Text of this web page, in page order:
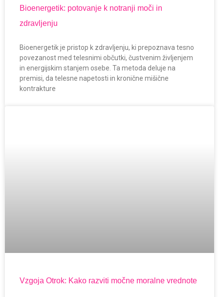
Bioenergetik: potovanje k notranji moči in
zdravljenju
Bioenergetik je pristop k zdravljenju, ki prepoznava tesno
povezanost med telesnimi občutki, čustvenim življenjem
in energijskim stanjem osebe. Ta metoda deluje na
premisi, da telesne napetosti in kronične mišične
kontrakture
Vzgoja Otrok: Kako razviti močne moralne vrednote